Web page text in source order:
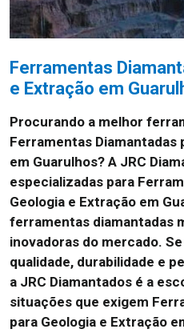
Ferramentas
e Extração em
Procurando a melhor
Ferramentas Diamantadas
em Guarulhos? A JRC
especializadas para
Geologia e Extração em
ferramentas diamantadas
inovadoras do mercado.
qualidade, durabilidade e
a JRC Diamantados é a
situações que exigem
para Geologia e Extração